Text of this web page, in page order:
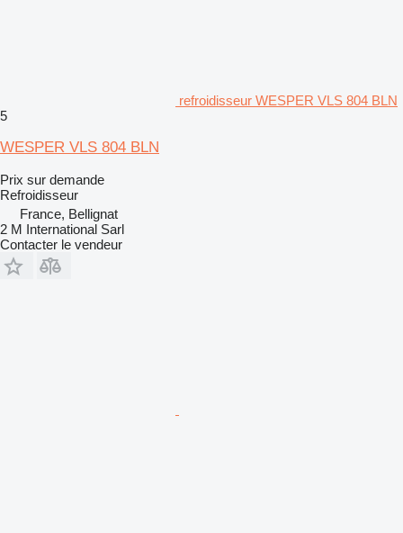
refroidisseur WESPER VLS 804 BLN
5
WESPER VLS 804 BLN
Prix sur demande
Refroidisseur
France, Bellignat
2 M International Sarl
Contacter le vendeur